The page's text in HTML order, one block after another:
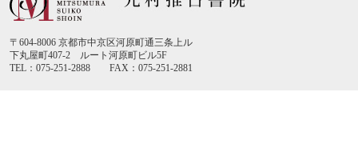
〒604-8006 京都市中京区河原町通三条上ル
下丸屋町407-2 ルート河原町ビル5F
TEL：075-251-2888 FAX：075-251-2881